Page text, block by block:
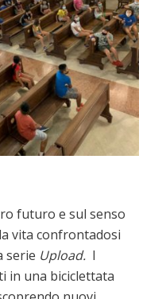
futuro e sul senso
vita confrontadosi
serie Upload.I
in una biciclettata